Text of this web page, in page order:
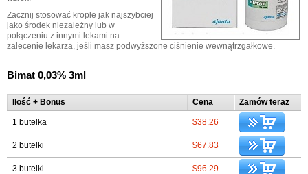
Zacznij stosować krople jak najszybciej
jako środek niezależny lub w
połączeniu z innymi lekami na
zalecenie lekarza, jeśli masz podwyższone ciśnienie wewnątrzgałkowe.
Bimat 0,03% 3ml
Ilość + Bonus Cena Zamów teraz
1 butelka $38.26
2 butelki $67.83
3 butelki $96.29